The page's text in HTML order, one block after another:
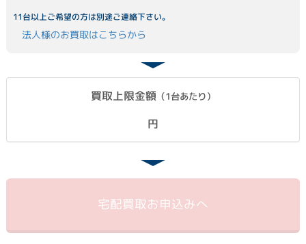
11台以上ご希望の方は別途ご連絡下さい。
法人様のお買取はこちらから
買取上限金額 （1台あたり）
円
宅配買取お申込みへ